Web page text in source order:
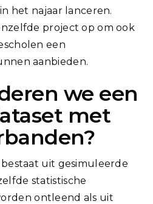
het najaar lanceren.
project op om ook
een
aanbieden.
we een
met
uit gesimuleerde
statistische
ontleend als uit